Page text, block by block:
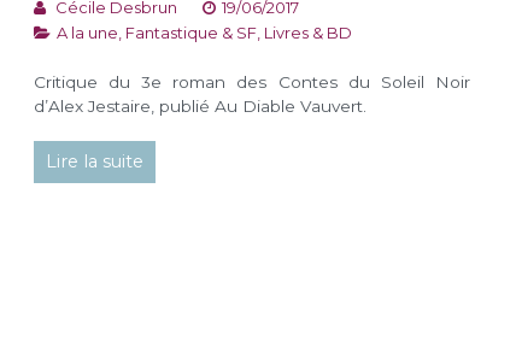
Cécile Desbrun
19/06/2017
A la une, Fantastique & SF, Livres & BD
Critique du 3e roman des Contes du Soleil Noir
d’Alex Jestaire, publié Au Diable Vauvert.
Lire la suite